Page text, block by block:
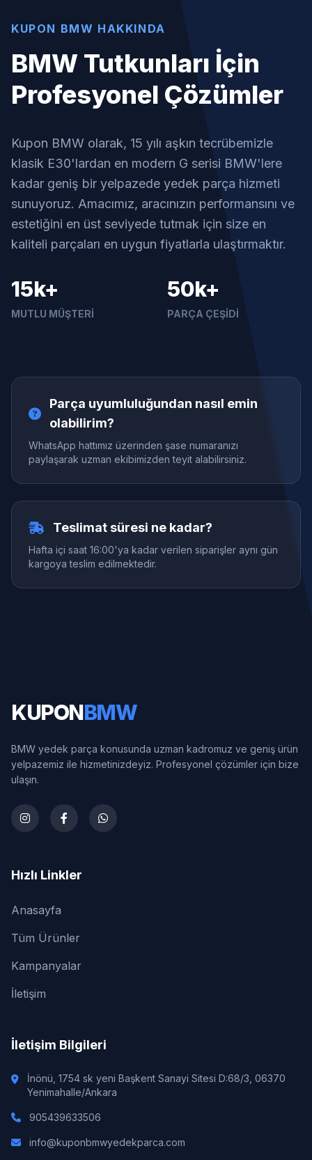
KUPON BMW HAKKINDA
BMW Tutkunları İçin
Profesyonel Çözümler
Kupon BMW olarak, 15 yılı aşkın tecrübemizle
klasik E30'lardan en modern G serisi BMW'lere
kadar geniş bir yelpazede yedek parça hizmeti
sunuyoruz. Amacımız, aracınızın performansını ve
estetiğini en üst seviyede tutmak için size en
kaliteli parçaları en uygun fiyatlarla ulaştırmaktır.
15k+
MUTLU MÜŞTERI
50k+
PARÇA ÇEŞIDI
Parça uyumluluğundan nasıl emin
olabilirim?
WhatsApp hattımız üzerinden şase numaranızı
paylaşarak uzman ekibimizden teyit alabilirsiniz.
Teslimat süresi ne kadar?
Hafta içi saat 16:00'ya kadar verilen siparişler aynı gün
kargoya teslim edilmektedir.
KUPONBMW
BMW yedek parça konusunda uzman kadromuz ve geniş ürün
yelpazemiz ile hizmetinizdeyiz. Profesyonel çözümler için bize
ulaşın.
Hızlı Linkler
Anasayfa
Tüm Ürünler
Kampanyalar
İletişim
İletişim Bilgileri
İnönü, 1754 sk yeni Başkent Sanayi Sitesi D:68/3, 06370
Yenimahalle/Ankara
905439633506
info@kuponbmwyedekparca.com